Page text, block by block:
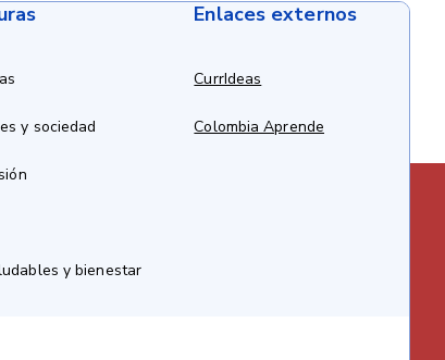
y sociedad
y bienestar
Enlaces externos
CurrIdeas
Colombia Aprende